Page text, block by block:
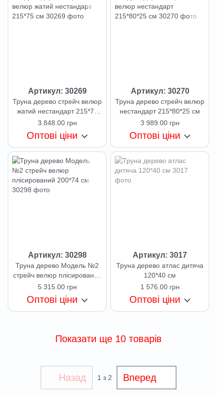
Артикул: 30269
Труна дерево стрейч велюр
жатий нестандарт 215*75
см
3 848.00 грн
Оптові ціни
Артикул: 30270
Труна дерево стрейч велюр
нестандарт 215*80*25 см
3 989.00 грн
Оптові ціни
Артикул: 30298
Труна дерево Модель №2
стрейч велюр плісирований
200*74 см
5 315.00 грн
Оптові ціни
Артикул: 3017
Труна дерево атлас дитяча
120*40 см
1 576.00 грн
Оптові ціни
Показати ще 10 товарів
Назад 1 з 2 Вперед